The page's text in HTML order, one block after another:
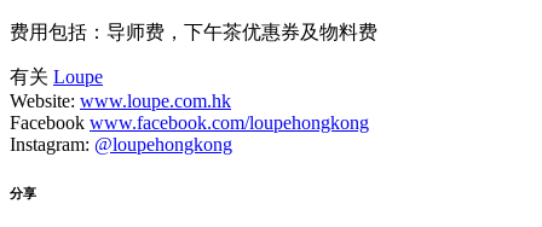
费用包括：导师费，下午茶优惠券及物料费
有关 Loupe
Website: www.loupe.com.hk
Facebook www.facebook.com/loupehongkong
Instagram: @loupehongkong
分享